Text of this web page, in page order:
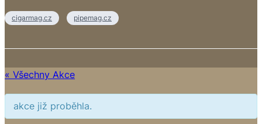
cigarmag.cz pipemag.cz
« Všechny Akce
akce již proběhla.